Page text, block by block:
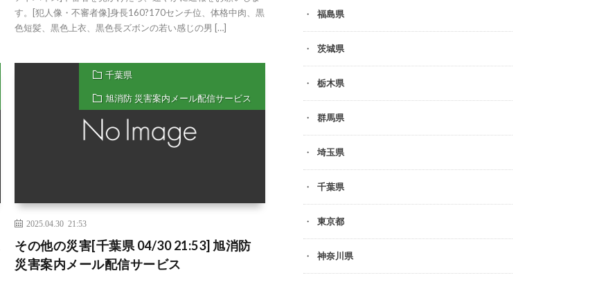
す。[犯人像・不審者像]身長160?170センチ位、体格中肉、黒
色短髪、黒色上衣、黒色長ズボンの若い感じの男 […]
千葉県
旭消防 災害案内メール配信サービス
2025.04.30 21:53
その他の災害[千葉県 04/30 21:53] 旭消防
災害案内メール配信サービス
福島県
茨城県
栃木県
群馬県
埼玉県
千葉県
東京都
神奈川県